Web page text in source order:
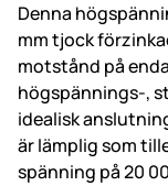
Denna
mm tjock
motstånd på
högspännings-,
idealisk
är lämplig som
spänning på 20